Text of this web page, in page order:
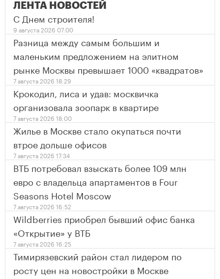
ЛЕНТА НОВОСТЕЙ
С Днем строителя!
9 августа 2026 07:00
Разница между самым большим и
маленьким предложением на элитном
рынке Москвы превышает 1000 «квадратов»
7 августа 2026 18:29
Крокодил, лиса и удав: москвичка
организовала зоопарк в квартире
7 августа 2026 18:00
Жилье в Москве стало окупаться почти
втрое дольше офисов
7 августа 2026 17:34
ВТБ потребовал взыскать более 109 млн
евро с владельца апартаментов в Four
Seasons Hotel Moscow
7 августа 2026 16:52
Wildberries приобрел бывший офис банка
«Открытие» у ВТБ
7 августа 2026 16:25
Тимирязевский район стал лидером по
росту цен на новостройки в Москве